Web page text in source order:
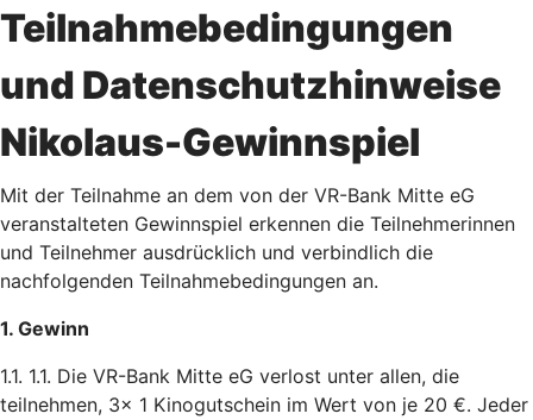
Teilnahmebedingungen
und Datenschutzhinweise
Nikolaus-Gewinnspiel
Mit der Teilnahme an dem von der VR-Bank Mitte eG
veranstalteten Gewinnspiel erkennen die Teilnehmerinnen
und Teilnehmer ausdrücklich und verbindlich die
nachfolgenden Teilnahmebedingungen an.
1. Gewinn
1.1. 1.1. Die VR-Bank Mitte eG verlost unter allen, die
teilnehmen, 3x 1 Kinogutschein im Wert von je 20 €. Jeder